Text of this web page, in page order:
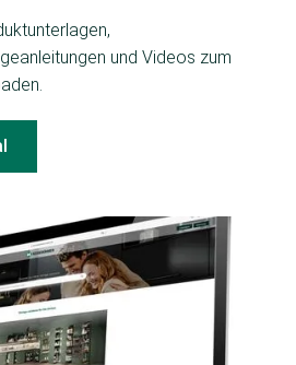
und Videos zum